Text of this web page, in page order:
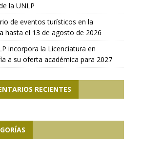
la UNLP
de eventos turísticos en la
hasta el 13 de agosto de 2026
incorpora la Licenciatura en
a su oferta académica para 2027
RECIENTES